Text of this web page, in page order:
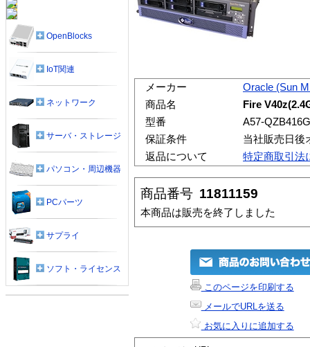
メーカー
Oracle (Sun
商品名
Fire
型番
A57-
保証条件
当社販売日後
返品について
特定商取引法
商品番号 11811159
本商品は販売を終了しました
このページを印刷する
メールでURLを送る
お気に入りに追加する
OpenBlocks
IoT関連
ネットワーク
サーバ・ストレージ
パソコン・周辺機器
PCパーツ
サプライ
ソフト・ライセンス